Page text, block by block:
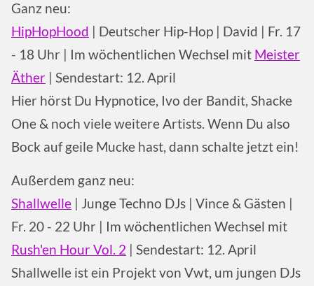
Ganz neu:
HipHopHood | Deutscher Hip-Hop | David | Fr. 17
- 18 Uhr | Im wöchentlichen Wechsel mit Meister
Äther | Sendestart: 12. April
Hier hörst Du Hypnotice, Ivo der Bandit, Shacke
One & noch viele weitere Artists. Wenn Du also
Bock auf geile Mucke hast, dann schalte jetzt ein!
Außerdem ganz neu:
Shallwelle | Junge Techno DJs | Vince & Gästen |
Fr. 20 - 22 Uhr | Im wöchentlichen Wechsel mit
Rush'en Hour Vol. 2 | Sendestart: 12. April
Shallwelle ist ein Projekt von Vwt, um jungen DJs